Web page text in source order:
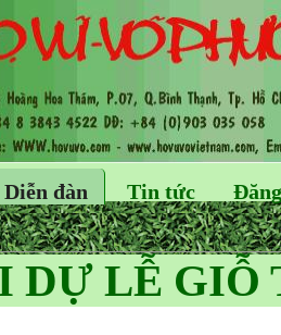
Diễn đàn Tin tức
DỰ LỄ GIỖ